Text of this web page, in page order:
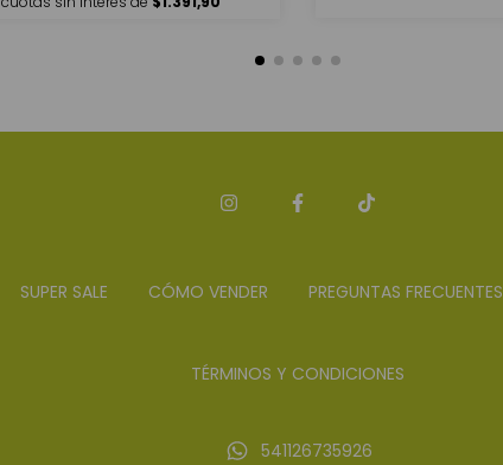
SUPER SALE CÓMO VENDER PREGUNTAS FRECUENTES
TÉRMINOS Y CONDICIONES
541126735926